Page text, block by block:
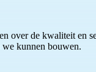
over de kwaliteit en
kunnen bouwen.